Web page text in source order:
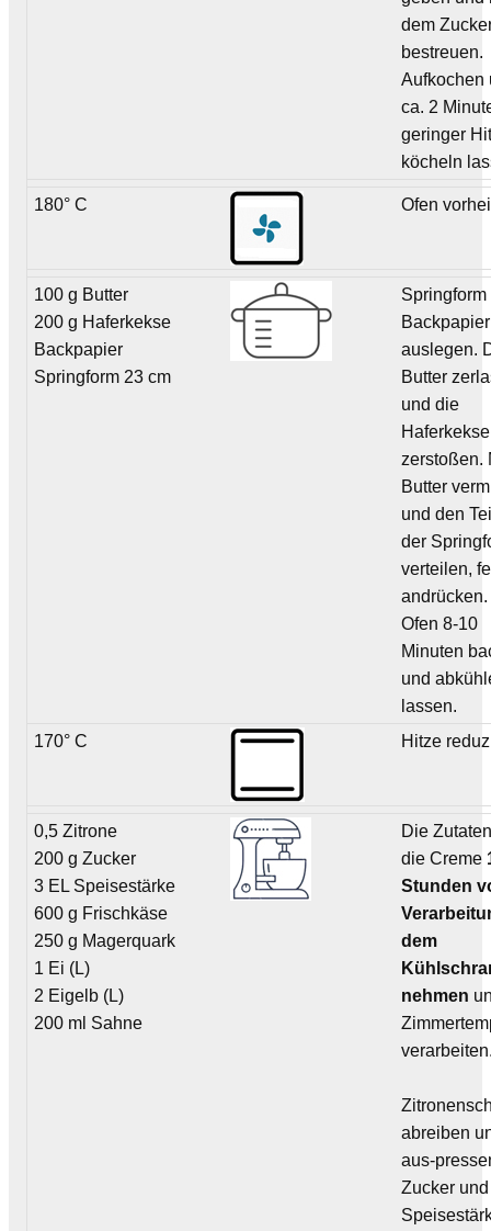
dem
bestreuen.
Aufkochen
ca. 2
geringer
köcheln
180° C Ofen
100 g Butter
200 g Haferkekse
Backpapier
Springform 23 cm
Springform
Backpapier
auslegen.
Butter
und die
Haferkekse
zerstoßen.
Butter
und den
der
verteilen,
andrücken.
Ofen 8-10
Minuten
und
lassen.
170° C
Hitze
0,5 Zitrone
200 g Zucker
3 EL Speisestärke
600 g Frischkäse
250 g Magerquark
1 Ei (L)
2 Eigelb (L)
200 ml Sahne
Die
die Creme
Stunden
dem
nehmen
abreiben
aus-
Zucker und